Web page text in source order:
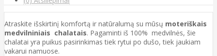
Atraskite išskirtinį komfortą ir natūralumą su mūsų moteriškais
medvilniniais chalatais. Pagaminti iš 100% medvilnės, šie
chalatai yra puikus pasirinkimas tiek rytui po dušo, tiek jaukiam
vakarui namuose.